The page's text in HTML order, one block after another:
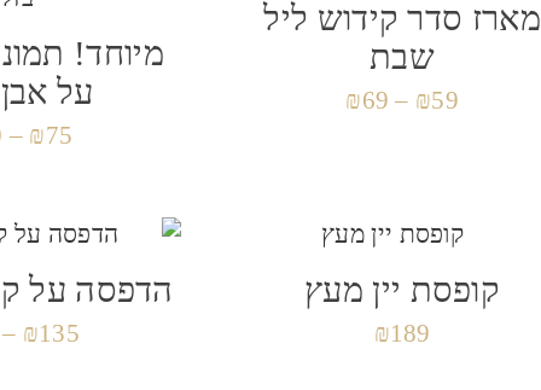
מארז סדר קידוש ליל
שבת
₪59
–
₪69
מיוחד!
על
₪75
–
קופסת יין מעץ
₪189
הדפסה על
₪135
–